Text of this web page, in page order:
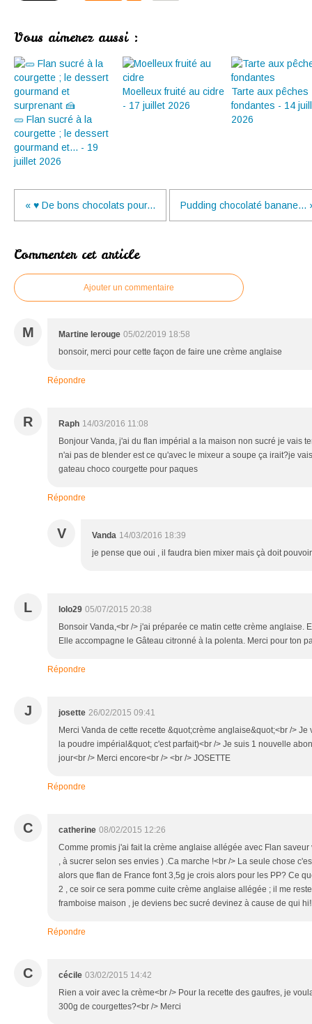
Vous aimerez aussi :
🥒 Flan sucré à la
courgette ; le dessert
gourmand et... - 19
juillet 2026
Moelleux fruité au cidre
- 17 juillet 2026
Tarte aux pêches
fondantes - 14
2026
« ♥ De bons chocolats pour... Pudding chocolaté banane...
Commenter cet article
Ajouter un commentaire
M Martine lerouge 05/02/2019 18:58
bonsoir, merci pour cette façon de faire une crème anglaise
Répondre
R Raph 14/03/2016 11:08
Bonjour Vanda, j'ai du flan impérial a la maison non sucré je vais
n'ai pas de blender est ce qu'avec le mixeur a soupe ça irait?je
gateau choco courgette pour paques
Répondre
V Vanda 14/03/2016 18:39
je pense que oui , il faudra bien mixer mais çà doit
L lolo29 05/07/2015 20:38
Bonsoir Vanda,<br /> j'ai préparée ce matin cette crème anglaise.
Elle accompagne le Gâteau citronné à la polenta. Merci pour ton
Répondre
J josette 26/02/2015 09:41
Merci Vanda de cette recette &quot;crème anglaise&quot;<br />
la poudre impérial&quot; c'est parfait)<br /> Je suis 1 nouvelle
jour<br /> Merci encore<br /> <br /> JOSETTE
Répondre
C catherine 08/02/2015 12:26
Comme promis j'ai fait la crème anglaise allégée avec Flan
, à sucrer selon ses envies ) .Ca marche !<br /> La seule chose
alors que flan de France font 3,5g je crois alors pour les PP? Ce
2 , ce soir ce sera pomme cuite crème anglaise allégée ; il me
framboise maison , je deviens bec sucré devinez à cause de qui
Répondre
C cécile 03/02/2015 14:42
Rien a voir avec la crème<br /> Pour la recette des gaufres, je
300g de courgettes?<br /> Merci